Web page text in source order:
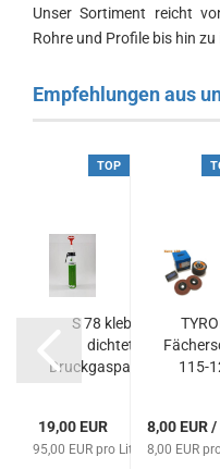
Unser Sortiment reicht
Rohre und Profile bis hin
Empfehlungen aus
/ Stück
TOP
S 78 klebt &
dichtet
Druckgaspackung
19,00 EUR
95,00 EUR pro Liter
115-
8,00 EUR /
8,00 EUR